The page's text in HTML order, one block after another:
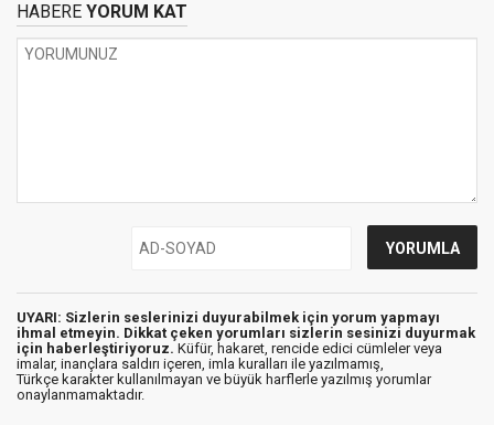
HABERE YORUM KAT
UYARI: Sizlerin seslerinizi duyurabilmek için yorum yapmayı
ihmal etmeyin. Dikkat çeken yorumları sizlerin sesinizi duyurmak
için haberleştiriyoruz. Küfür, hakaret, rencide edici cümleler veya
imalar, inançlara saldırı içeren, imla kuralları ile yazılmamış,
Türkçe karakter kullanılmayan ve büyük harflerle yazılmış yorumlar
onaylanmamaktadır.